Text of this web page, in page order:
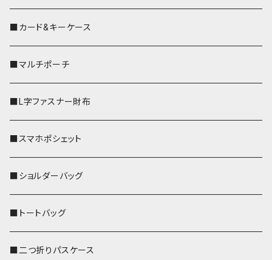
■カード&キーケース
■マルチポーチ
■L字ファスナー財布
■スマホポシェット
■ショルダーバッグ
■トートバッグ
■二つ折りパスケース